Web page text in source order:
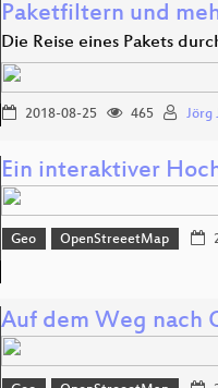
Paketfiltern und
Die Reise eines Pakets
2018-08-25 465 Jörg
Ein interaktiver
Geo OpenStreeetMap
Auf dem Weg nach